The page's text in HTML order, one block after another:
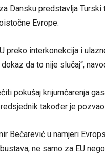
Dansku predstavlja
Evrope.
preko interkonekcija i
da to nije slučaj“,
pokušaj krijumčarenja
također je
Bečarević u namjeri
ne samo za EU